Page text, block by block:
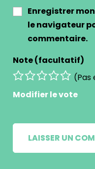
Enregistrer
le navigateur
commentaire.
Note (facultatif)
(Pas
Modifier le vote